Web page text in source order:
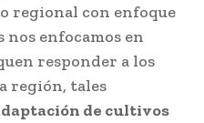
regional con enfoque
nos enfocamos en
responder a los
región, tales
de cultivos